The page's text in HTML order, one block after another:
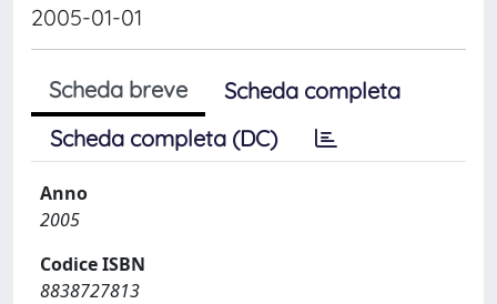
2005-01-01
Scheda breve
Scheda completa
Scheda completa (DC)
Anno
2005
Codice ISBN
8838727813